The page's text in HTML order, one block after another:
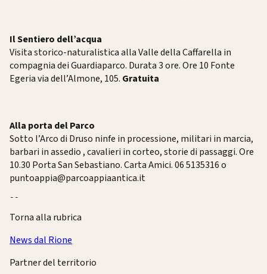
Il Sentiero dell’acqua
Visita storico-naturalistica alla Valle della Caffarella in
compagnia dei Guardiaparco. Durata 3 ore. Ore 10 Fonte
Egeria via dell’Almone, 105. Gratuita
Alla porta del Parco
Sotto l’Arco di Druso ninfe in processione, militari in marcia,
barbari in assedio , cavalieri in corteo, storie di passaggi. Ore
10.30 Porta San Sebastiano. Carta Amici. 06 5135316 o
puntoappia@parcoappiaantica.it
--
Torna alla rubrica
News dal Rione
Partner del territorio